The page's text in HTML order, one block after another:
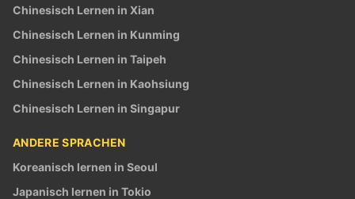
Chinesisch Lernen in Xian
Chinesisch Lernen in Kunming
Chinesisch Lernen in Taipeh
Chinesisch Lernen in Kaohsiung
Chinesisch Lernen in Singapur
ANDERE SPRACHEN
Koreanisch lernen in Seoul
Japanisch lernen in Tokio